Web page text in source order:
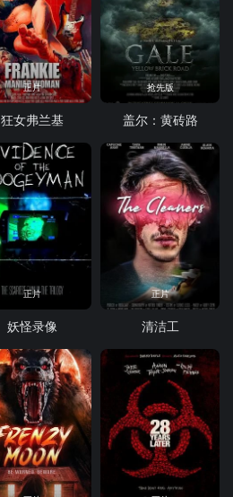
正片
狂女弗兰基
抢先版
盖尔：黄砖路
正片
妖怪录像
正片
清洁工